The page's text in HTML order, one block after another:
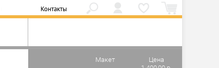
Контакты
Макет
Цена